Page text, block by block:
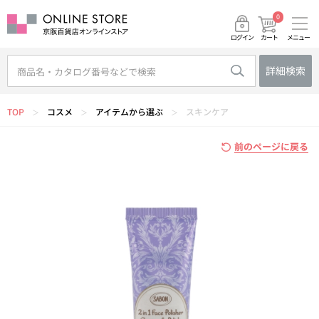
ログイン カート
0
メニュー
詳細検索
TOP ＞ コスメ ＞ アイテムから選ぶ ＞ スキンケア
前のページに戻る